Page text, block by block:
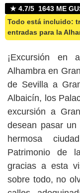
★ 4.7/5 1643 ME
Todo está incluido:
entradas para la
¡Excursión en
Alhambra en
de Sevilla a
Albaicín, los
excursión a
desean pasar
hermosa
Patrimonio de
gracias a esta
sobre todo, no